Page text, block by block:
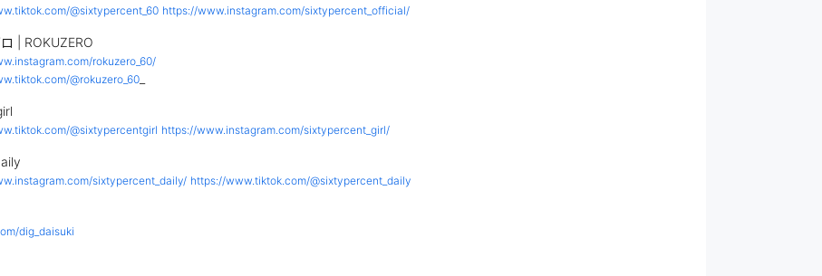
@sixtypercent_60 https://www.instagram.com/sixtypercent_official/
| ROKUZERO
rokuzero_60/
@rokuzero_60
@sixtypercentgirl https://www.instagram.com/sixtypercent_girl/
sixtypercent_daily/ https://www.tiktok.com/@sixtypercent_daily
dig_daisuki